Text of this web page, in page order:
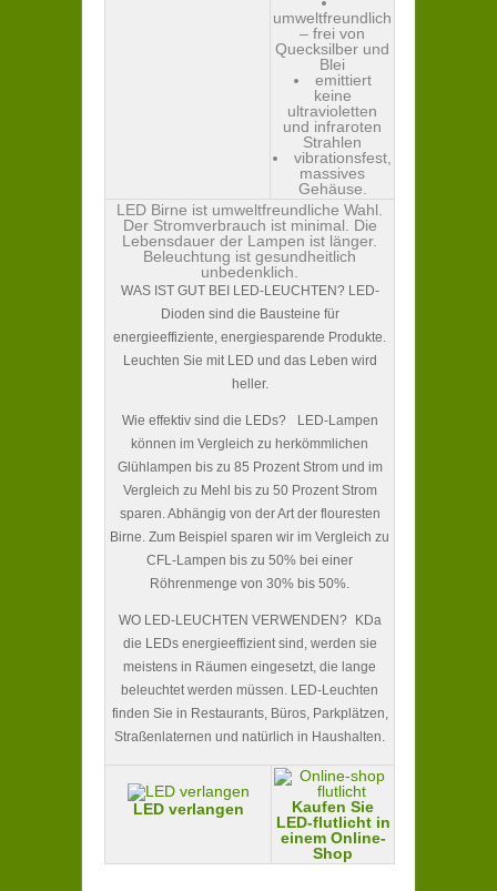
umweltfreundlich
– frei von
Quecksilber und
Blei
emittiert
keine
ultravioletten
und infraroten
Strahlen
vibrationsfest,
massives
Gehäuse.
LED Birne ist umweltfreundliche Wahl.
Der Stromverbrauch ist minimal. Die
Lebensdauer der Lampen ist länger.
Beleuchtung ist gesundheitlich
unbedenklich.
WAS IST GUT BEI LED-LEUCHTEN? LED-
Dioden sind die Bausteine für
energieeffiziente, energiesparende Produkte.
Leuchten Sie mit LED und das Leben wird
heller.
Wie effektiv sind die LEDs? LED-Lampen
können im Vergleich zu herkömmlichen
Glühlampen bis zu 85 Prozent Strom und im
Vergleich zu Mehl bis zu 50 Prozent Strom
sparen. Abhängig von der Art der flouresten
Birne. Zum Beispiel sparen wir im Vergleich zu
CFL-Lampen bis zu 50% bei einer
Röhrenmenge von 30% bis 50%.
WO LED-LEUCHTEN VERWENDEN? KDa
die LEDs energieeffizient sind, werden sie
meistens in Räumen eingesetzt, die lange
beleuchtet werden müssen. LED-Leuchten
finden Sie in Restaurants, Büros, Parkplätzen,
Straßenlaternen und natürlich in Haushalten.
LED verlangen
Kaufen Sie
LED-flutlicht in
einem Online-
Shop